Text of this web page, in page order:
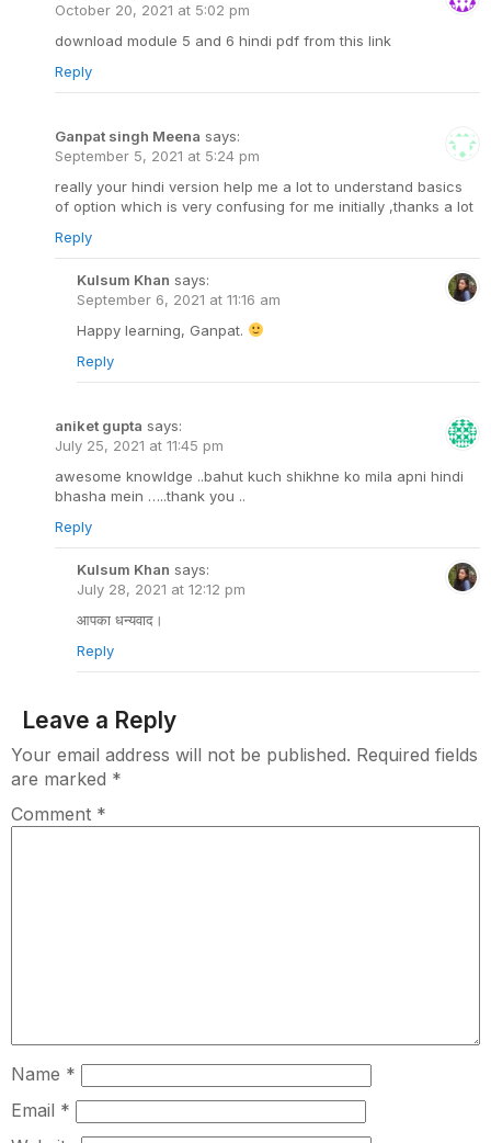
October 20, 2021 at 5:02 pm
download module 5 and 6 hindi pdf from this link
Reply
Ganpat singh Meena says:
September 5, 2021 at 5:24 pm
really your hindi version help me a lot to understand basics
of option which is very confusing for me initially ,thanks a lot
Reply
Kulsum Khan says:
September 6, 2021 at 11:16 am
Happy learning, Ganpat.
Reply
aniket gupta says:
July 25, 2021 at 11:45 pm
awesome knowldge ..bahut kuch shikhne ko mila apni hindi
bhasha mein …..thank you ..
Reply
Kulsum Khan says:
July 28, 2021 at 12:12 pm
आपका धन्यवाद।
Reply
Leave a Reply
Your email address will not be published. Required fields
are marked *
Comment *
Name *
Email *